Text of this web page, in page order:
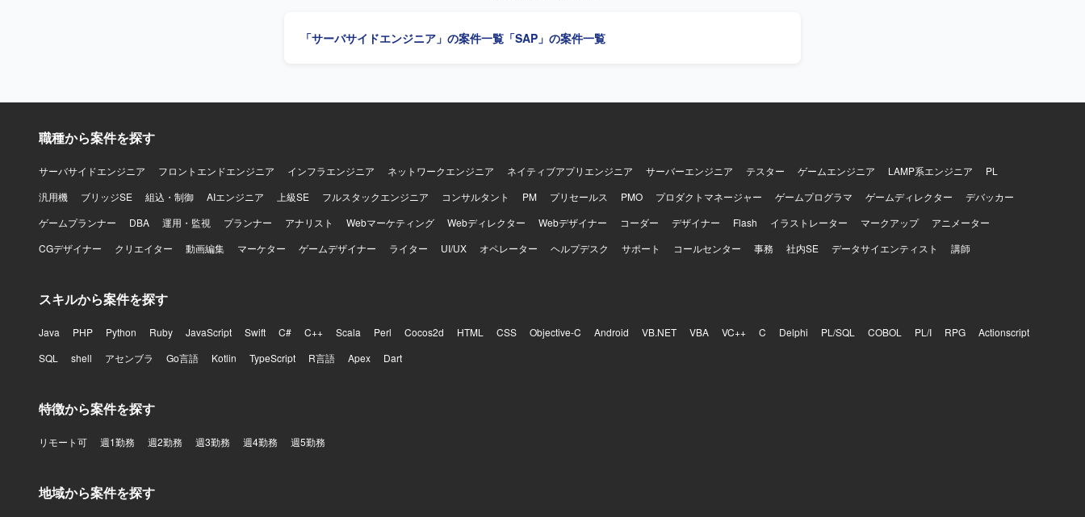
ントとしての経験を高めていただけます。MMリードとしてのキャリア形成や他モジュールとの
「サーバサイドエンジニア」の案件一覧 「SAP」の案件一覧
職種から案件を探す
サーバサイドエンジニア フロントエンドエンジニア インフラエンジニア ネットワークエンジニア ネイティブアプリエンジニア サーバーエンジニア テスター ゲームエンジニア LAMP系エンジニア
PL
汎用機
ブリッジSE 組込・制御 AIエンジニア 上級SE フルスタックエンジニア コンサルタント PM プリセールス PMO プロダクトマネージャー ゲームプログラマ ゲームディレクター
デバッカー
ゲームプランナー
DBA 運用・監視 プランナー アナリスト Webマーケティング Webディレクター Webデザイナー コーダー デザイナー Flash イラストレーター マークアップ
アニメーター
CGデザイナー
クリエイター 動画編集 マーケター ゲームデザイナー ライター UI/UX オペレーター ヘルプデスク サポート コールセンター 事務 社内SE データサイエンティスト 講師
スキルから案件を探す
Java PHP Python Ruby JavaScript Swift C# C++ Scala Perl Cocos2d HTML CSS Objective-C Android VB.NET VBA VC++ C Delphi PL/SQL COBOL PL/I RPG
Actionscript
SQL
shell アセンブラ Go言語 Kotlin TypeScript R言語 Apex Dart
特徴から案件を探す
リモート可 週1勤務 週2勤務 週3勤務 週4勤務 週5勤務
地域から案件を探す